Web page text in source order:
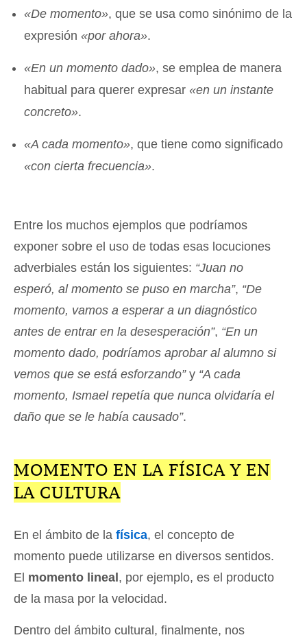
«De momento», que se usa como sinónimo de la
expresión«por ahora».
«En un momento dado», se emplea de manera
habitual para querer expresar«en un instante
concreto».
«A cada momento», que tiene como significado
«con cierta frecuencia».
Entre los muchos ejemplos que podríamos
exponer sobre el uso de todas esas locuciones
adverbiales están los siguientes: “Juan no
esperó, al momento se puso en marcha”, “De
momento, vamos a esperar a un diagnóstico
antes de entrar en la desesperación”, “En un
momento dado, podríamos aprobar al alumno si
vemos que se está esforzando”y “A cada
momento, Ismael repetía que nunca olvidaría el
daño que se le había causado”.
MOMENTO EN LA FÍSICA Y EN
LA CULTURA
En el ámbito de la física, el concepto de
momento puede utilizarse en diversos sentidos.
El momento lineal , por ejemplo, es el producto
de la masa por la velocidad.
Dentro del ámbito cultural, finalmente, nos